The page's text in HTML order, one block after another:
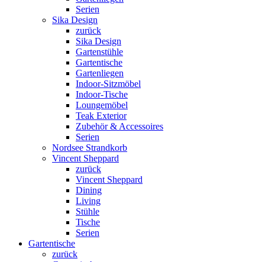
Serien
Sika Design
zurück
Sika Design
Gartenstühle
Gartentische
Gartenliegen
Indoor-Sitzmöbel
Indoor-Tische
Loungemöbel
Teak Exterior
Zubehör & Accessoires
Serien
Nordsee Strandkorb
Vincent Sheppard
zurück
Vincent Sheppard
Dining
Living
Stühle
Tische
Serien
Gartentische
zurück